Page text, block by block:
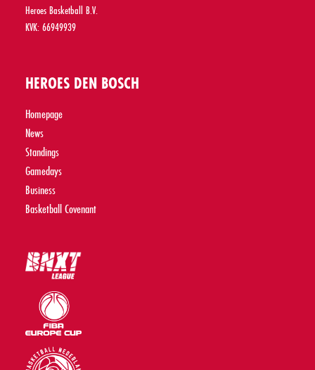
Heroes Basketball B.V.
KVK: 66949939
HEROES DEN BOSCH
Homepage
News
Standings
Gamedays
Business
Basketball Covenant